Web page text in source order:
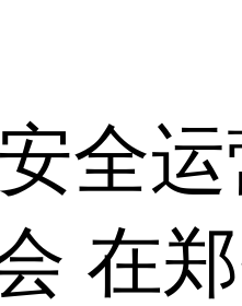
全运
在